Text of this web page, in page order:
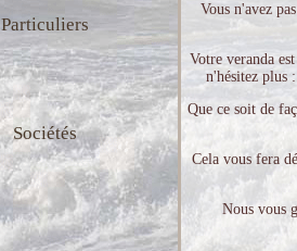
Particuliers
Sociétés
Vous n'avez
Votre veranda
n'hésitez plus
Que ce soit de
Cela vous fera
Nous vous